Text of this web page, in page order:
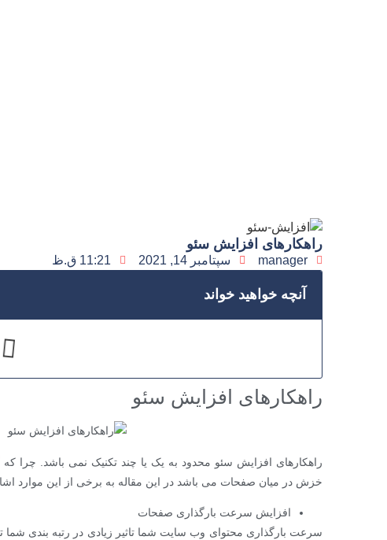
راهکارهای افزایش سئو
manager سپتامبر 14, 2021 11:21 ق.ظ
آنچه خواهید خواند
راهکارهای افزایش سئو
راهکارهای افزایش سئو محدود به یک یا چند تکنیک نمی باشد. چرا که
خزش در میان صفحات می باشد در این مقاله به برخی از این موارد
افزایش سرعت بارگذاری صفحات
سرعت بارگذاری محتوای وب سایت شما تاثیر زیادی در رتبه بندی